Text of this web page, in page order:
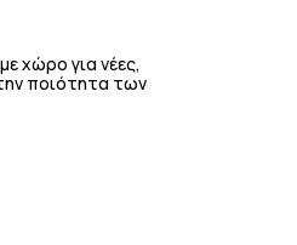
χώρο για νέες,
ποιότητα των